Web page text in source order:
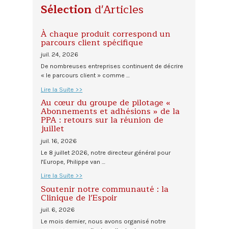
Sélection d'Articles
À chaque produit correspond un
parcours client spécifique
juil. 24, 2026
De nombreuses entreprises continuent de décrire
« le parcours client » comme …
Lire la Suite >>
Au cœur du groupe de pilotage «
Abonnements et adhésions » de la
PPA : retours sur la réunion de
juillet
juil. 16, 2026
Le 8 juillet 2026, notre directeur général pour
l'Europe, Philippe van …
Lire la Suite >>
Soutenir notre communauté : la
Clinique de l'Espoir
juil. 6, 2026
Le mois dernier, nous avons organisé notre